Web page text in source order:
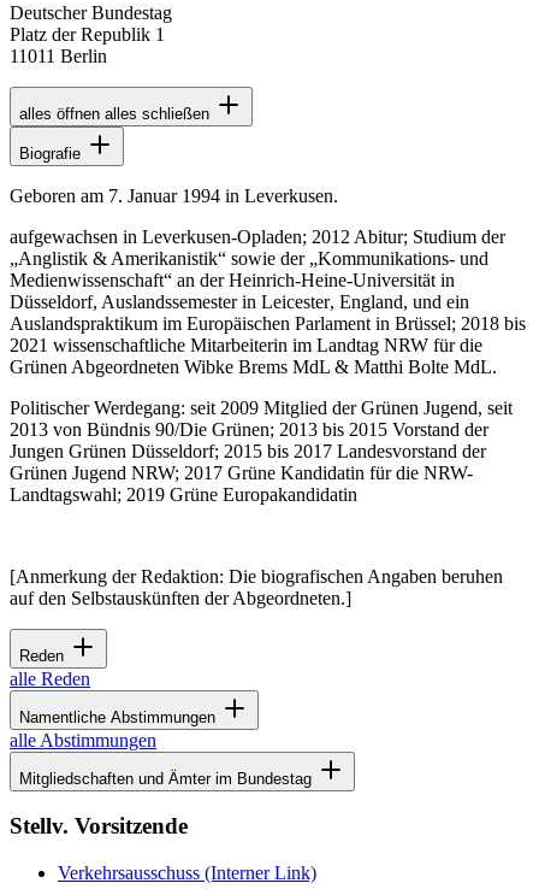
Deutscher Bundestag
Platz der Republik 1
11011 Berlin
alles öffnen alles schließen
Biografie
Geboren am 7. Januar 1994 in Leverkusen.
aufgewachsen in Leverkusen-Opladen; 2012 Abitur; Studium der
„Anglistik & Amerikanistik“ sowie der „Kommunikations- und
Medienwissenschaft“ an der Heinrich-Heine-Universität in
Düsseldorf, Auslandssemester in Leicester, England, und ein
Auslandspraktikum im Europäischen Parlament in Brüssel; 2018 bis
2021 wissenschaftliche Mitarbeiterin im Landtag NRW für die
Grünen Abgeordneten Wibke Brems MdL & Matthi Bolte MdL.
Politischer Werdegang: seit 2009 Mitglied der Grünen Jugend, seit
2013 von Bündnis 90/Die Grünen; 2013 bis 2015 Vorstand der
Jungen Grünen Düsseldorf; 2015 bis 2017 Landesvorstand der
Grünen Jugend NRW; 2017 Grüne Kandidatin für die NRW-
Landtagswahl; 2019 Grüne Europakandidatin
[Anmerkung der Redaktion: Die biografischen Angaben beruhen
auf den Selbstauskünften der Abgeordneten.]
Reden
alle Reden
Namentliche Abstimmungen
alle Abstimmungen
Mitgliedschaften und Ämter im Bundestag
Stellv. Vorsitzende
Verkehrsausschuss (Interner Link)